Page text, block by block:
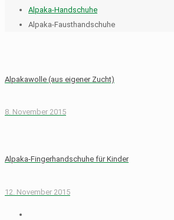
Alpaka-Handschuhe
Alpaka-Fausthandschuhe
Alpakawolle (aus eigener Zucht)
8. November 2015
Alpaka-Fingerhandschuhe für Kinder
12. November 2015